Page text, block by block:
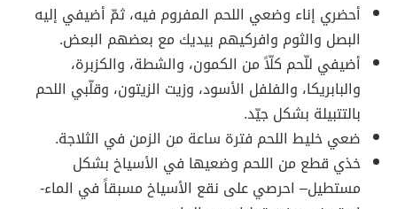
أحضري إناء وضعي اللحم المفروم فيه، ثمّ أضيفي إليه
البصل والثوم وافركيهم بيديك مع بعضهم البعض.
أضيفي للّحم كلّاً من الكمون، والشطة، والكزبرة،
والبابريكا، والفلفل الأسود، وزيت الزيتون، وقلّبي اللحم
بالتتبيلة بشكل جيّد.
ضعي خليط اللحم فترة ساعة من الزمن في الثلاجة.
خذي قطع من اللحم وضعيها في الأسياخ بشكل
مستطيل– احرصي على نقع الأسياخ مسبقاً في الماء-